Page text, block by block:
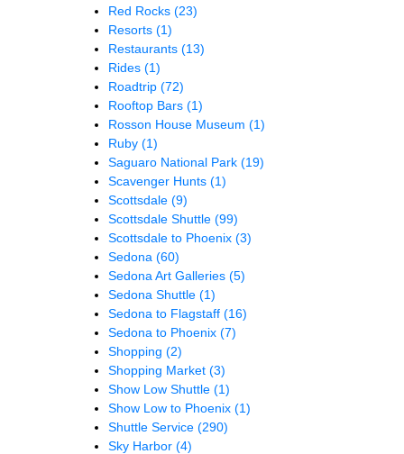
Red Rocks (23)
Resorts (1)
Restaurants (13)
Rides (1)
Roadtrip (72)
Rooftop Bars (1)
Rosson House Museum (1)
Ruby (1)
Saguaro National Park (19)
Scavenger Hunts (1)
Scottsdale (9)
Scottsdale Shuttle (99)
Scottsdale to Phoenix (3)
Sedona (60)
Sedona Art Galleries (5)
Sedona Shuttle (1)
Sedona to Flagstaff (16)
Sedona to Phoenix (7)
Shopping (2)
Shopping Market (3)
Show Low Shuttle (1)
Show Low to Phoenix (1)
Shuttle Service (290)
Sky Harbor (4)